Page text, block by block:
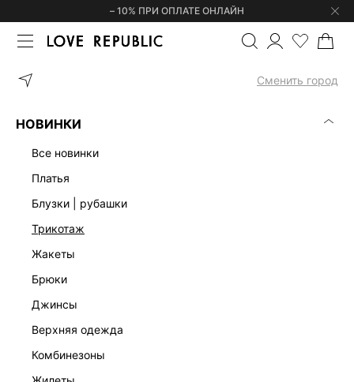
– 10% ПРИ ОПЛАТЕ ОНЛАЙН
Сменить город
НОВИНКИ
все новинки
платья
блузки | рубашки
трикотаж
жакеты
брюки
джинсы
верхняя одежда
комбинезоны
ГЛАВНАЯ ТОП НА БРЕТЕЛЯХ